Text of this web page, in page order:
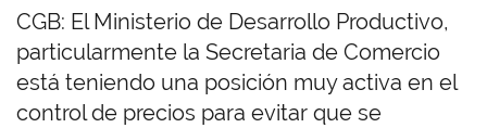
CGB: El Ministerio de Desarrollo Productivo,
particularmente la Secretaria de Comercio
está teniendo una posición muy activa en el
control de precios para evitar que se